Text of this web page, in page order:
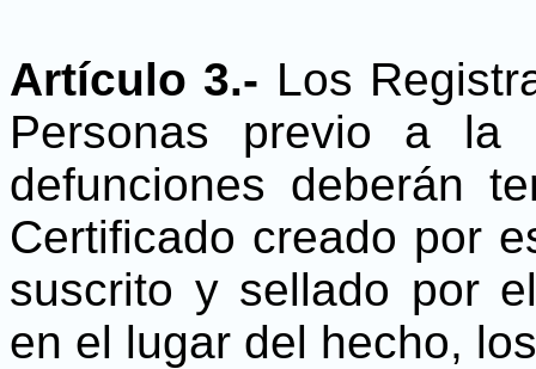
Artículo 3.- Los
Personas previo a la
defunciones deberán
Certificado creado por
suscrito y sellado por
en el lugar del hecho,